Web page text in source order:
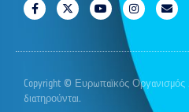
Copyright © Ευρωπαϊκός Οργανισμός
διατηρούνται.